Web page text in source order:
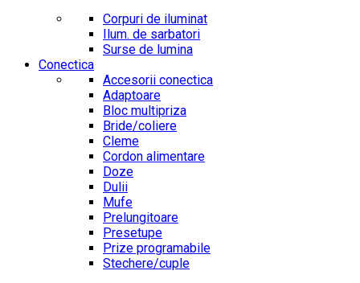
Corpuri de iluminat
Ilum. de sarbatori
Surse de lumina
Conectica
Accesorii conectica
Adaptoare
Bloc multipriza
Bride/coliere
Cleme
Cordon alimentare
Doze
Dulii
Mufe
Prelungitoare
Presetupe
Prize programabile
Stechere/cuple